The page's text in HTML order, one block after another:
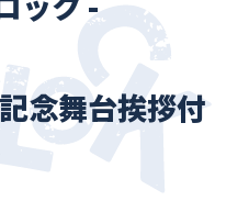
STORY
STAFF&CAST
THEATER
PRESENT
念舞台挨拶付